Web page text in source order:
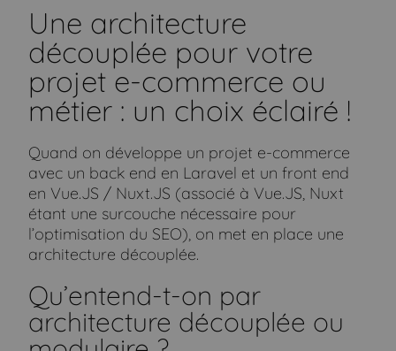
Une architecture
découplée pour votre
projet e-commerce ou
métier : un choix éclairé !
Quand on développe un projet e-commerce
avec un back end en Laravel et un front end
en Vue.JS / Nuxt.JS (associé à Vue.JS, Nuxt
étant une surcouche nécessaire pour
l’optimisation du SEO), on met en place une
architecture découplée.
Qu’entend-t-on par
architecture découplée ou